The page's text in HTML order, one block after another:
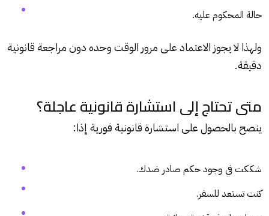
حالة المحكوم عليه.
ولهذا لا يجوز الاعتماد على مرور الوقت وحده دون مراجعة قانونية
دقيقة.
متى تحتاج إلى استشارة قانونية عاجلة؟
ينصح بالحصول على استشارة قانونية فورية إذا:
شككت في وجود حكم صادر ضدك.
كنت تستعد للسفر.